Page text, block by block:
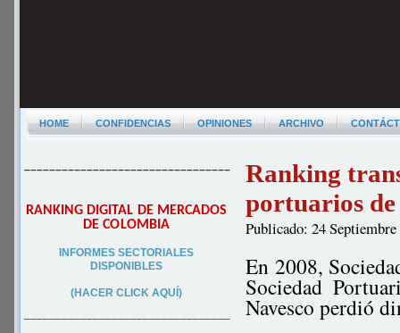
HOME CONFIDENCIAS OPINIONES ARCHIVO
–––––––––––––––––––––––––––––––––
RANKING DIGITAL DE MERCADOS
DE COLOMBIA
INFORMES SECTORIALES
DISPONIBLES
(HACER CLICK AQUÍ)
–––––––––––––––––––––––––––––––––
Ranking
portuarios
Publicado: 24
En 2008,
Sociedad
Navesco perdió